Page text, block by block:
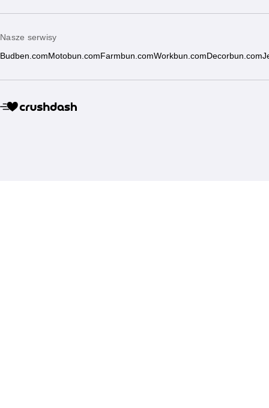
Nasze serwisy
Budben.com Motobun.com Farmbun.comWorkbun.com Decorbun.com